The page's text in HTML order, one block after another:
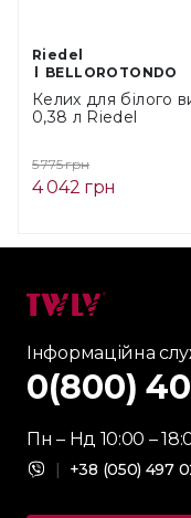
Riedel
BELLOROTONDO
Келих для білого
0,38 л Riedel
5 775 грн
4 042 грн
Інформаційна
0(800) 40
Пн – Нд 10:00 –
| +38 (050) 497